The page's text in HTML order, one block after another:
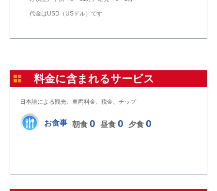
代金はUSD（USドル）です
料金に含まれるサービス
日本語による観光、車両料金、税金、チップ
お食事 朝食 0 昼食 0 夕食 0